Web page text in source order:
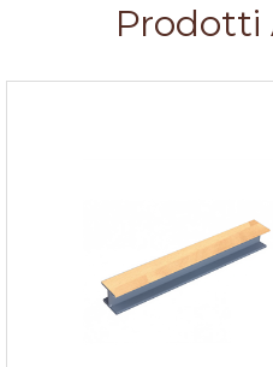
Prodotti